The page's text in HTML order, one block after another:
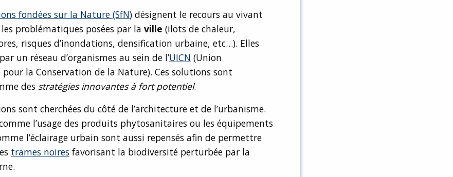
fondées sur la Nature (SfN) désignent le recours au vivant
problématiques posées par la ville (ilots de chaleur,
risques d’inondations, densification urbaine, etc…). Elles
un réseau d’organismes au sein de l’UICN (Union
la Conservation de la Nature). Ces solutions sont
des stratégies innovantes à fort potentiel.
sont cherchées du côté de l’architecture et de l’urbanisme.
l’usage des produits phytosanitaires ou les équipements
l’éclairage urbain sont aussi repensés afin de permettre
trames noires favorisant la biodiversité perturbée par la